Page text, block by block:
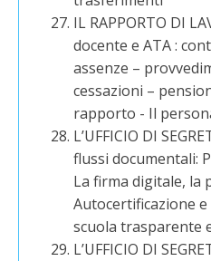
IL RAPPORTO DI
docente e ATA :
assenze –
cessazioni –
rapporto - Il
L’UFFICIO DI
flussi documentali:
La firma digitale, la
Autocertificazione
scuola trasparente
L’UFFICIO DI